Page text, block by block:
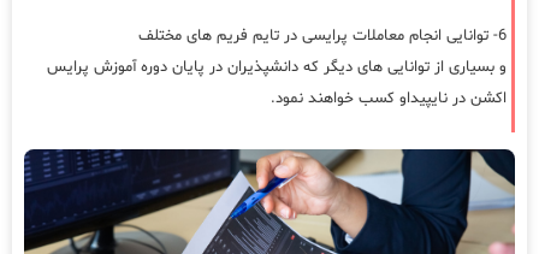
6- توانایی انجام معاملات پرایسی در تایم فریم های مختلف
و بسیاری از توانایی های دیگر که دانشپذیران در پایان دوره آموزش پرایس
اکشن در نایپیداو کسب خواهند نمود.